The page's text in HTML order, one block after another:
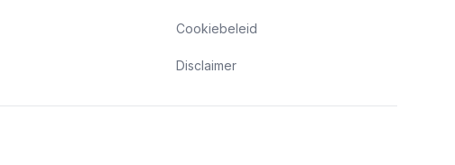
Cookiebeleid
Disclaimer